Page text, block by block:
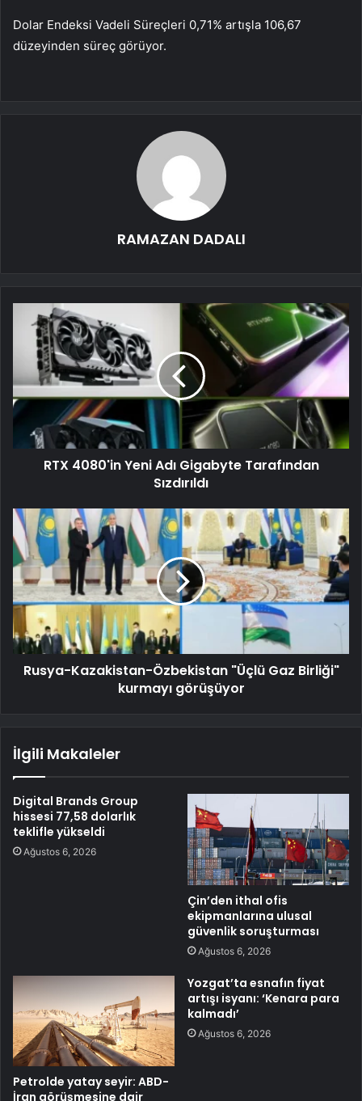
Dolar Endeksi Vadeli Süreçleri 0,71% artışla 106,67
düzeyinden süreç görüyor.
RAMAZAN DADALI
RTX 4080'in Yeni Adı Gigabyte Tarafından
Sızdırıldı
Rusya-Kazakistan-Özbekistan "Üçlü Gaz Birliği"
kurmayı görüşüyor
İlgili Makaleler
Digital Brands Group
hissesi 77,58 dolarlık
teklifle yükseldi
Ağustos 6, 2026
Çin’den ithal ofis
ekipmanlarına ulusal
güvenlik soruşturması
Ağustos 6, 2026
Petrolde yatay seyir: ABD-
İran görüşmesine dair
Yozgat’ta esnafın fiyat
artışı isyanı: ‘Kenara para
kalmadı’
Ağustos 6, 2026